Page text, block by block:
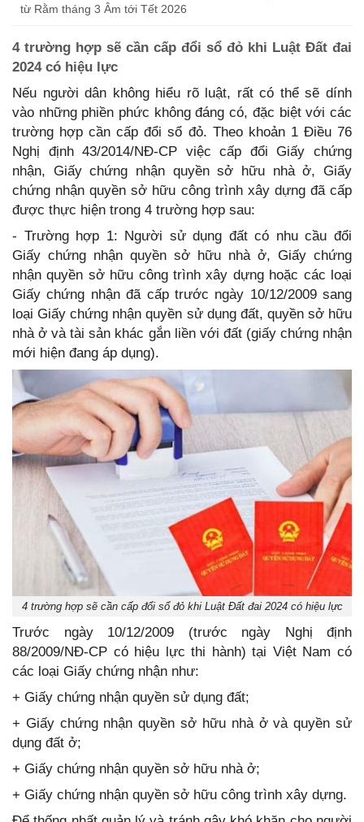
từ Rằm tháng 3 Âm tới Tết 2026
4 trường hợp sẽ cần cấp đổi sổ đỏ khi Luật Đất đai
2024 có hiệu lực
Nếu người dân không hiểu rõ luật, rất có thể sẽ dính
vào những phiền phức không đáng có, đặc biệt với các
trường hợp cần cấp đổi sổ đỏ. Theo khoản 1 Điều 76
Nghị định 43/2014/NĐ-CP việc cấp đổi Giấy chứng
nhận, Giấy chứng nhận quyền sở hữu nhà ở, Giấy
chứng nhận quyền sở hữu công trình xây dựng đã cấp
được thực hiện trong 4 trường hợp sau:
- Trường hợp 1: Người sử dụng đất có nhu cầu đổi
Giấy chứng nhận quyền sở hữu nhà ở, Giấy chứng
nhận quyền sở hữu công trình xây dựng hoặc các loại
Giấy chứng nhận đã cấp trước ngày 10/12/2009 sang
loại Giấy chứng nhận quyền sử dụng đất, quyền sở hữu
nhà ở và tài sản khác gắn liền với đất (giấy chứng nhận
mới hiện đang áp dụng).
4 trường hợp sẽ cần cấp đổi sổ đỏ khi Luật Đất đai 2024 có hiệu lực
Trước ngày 10/12/2009 (trước ngày Nghị định
88/2009/NĐ-CP có hiệu lực thi hành) tại Việt Nam có
các loại Giấy chứng nhận như:
+ Giấy chứng nhận quyền sử dụng đất;
+ Giấy chứng nhận quyền sở hữu nhà ở và quyền sử
dụng đất ở;
+ Giấy chứng nhận quyền sở hữu nhà ở;
+ Giấy chứng nhận quyền sở hữu công trình xây dựng.